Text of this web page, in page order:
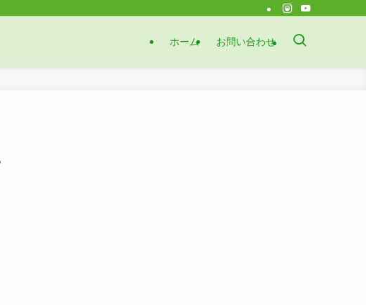
ホーム お問い合わせ